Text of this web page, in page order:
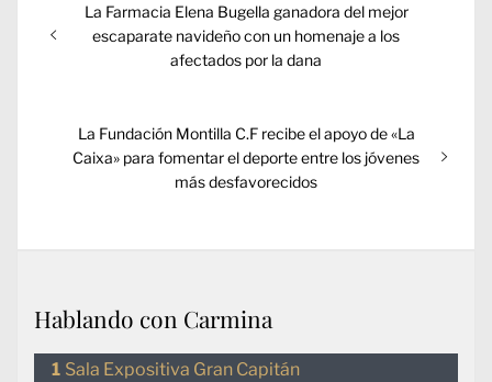
de
Entrada
anterior:
La Farmacia Elena Bugella ganadora del mejor
escaparate navideño con un homenaje a los
afectados por la dana
Entrada
siguiente:
La Fundación Montilla C.F recibe el apoyo de «La
Caixa» para fomentar el deporte entre los jóvenes
más desfavorecidos
Hablando con Carmina
Sala Expositiva Gran Capitán